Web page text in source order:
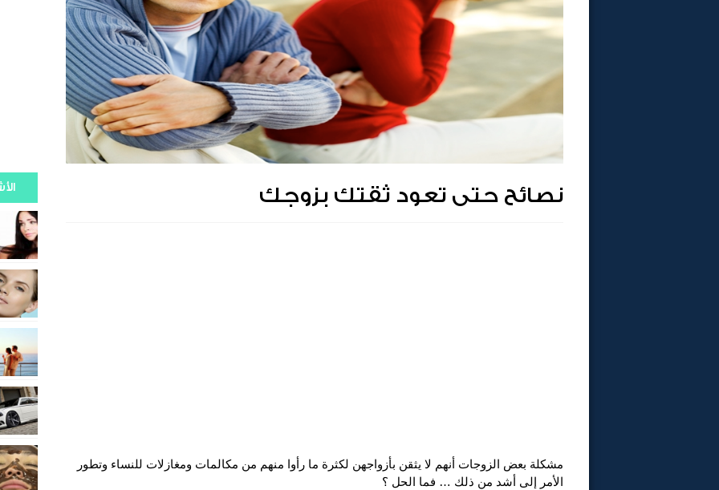
نصائح حتى تعود ثقتك بزوجك
مشكلة بعض الزوجات أنهم لا يثقن بأزواجهن لكثرة ما رأوا منهم من مكالمات ومغازلات للنساء وتطور
الأمر إلى أشد من ذلك … فما الحل ؟